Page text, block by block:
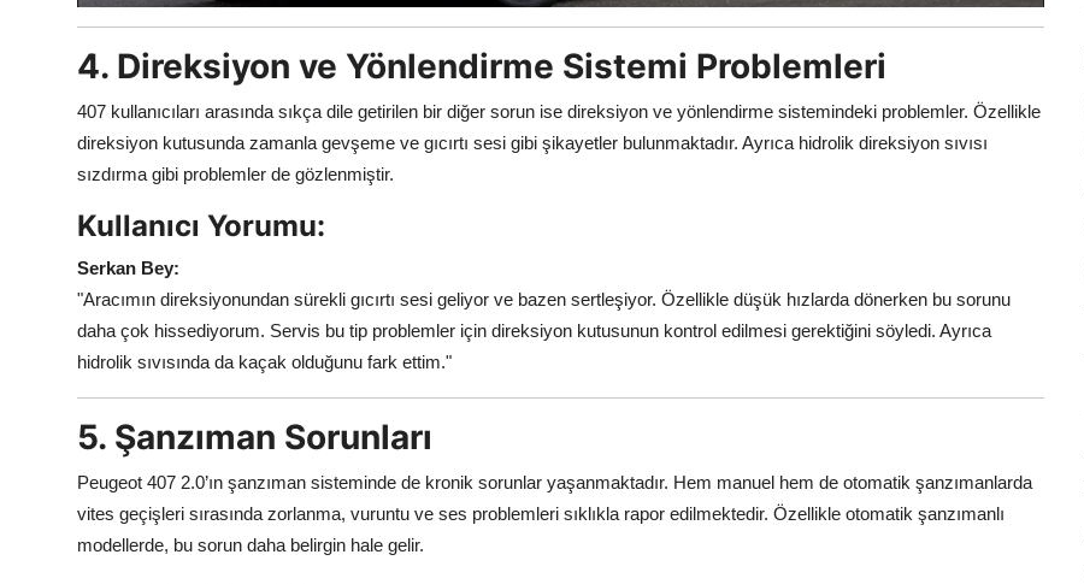
4. Direksiyon ve Yönlendirme Sistemi Problemleri
407 kullanıcıları arasında sıkça dile getirilen bir diğer sorun ise direksiyon ve yönlendirme sistemindeki problemler. Özellikle
direksiyon kutusunda zamanla gevşeme ve gıcırtı sesi gibi şikayetler bulunmaktadır. Ayrıca hidrolik direksiyon sıvısı
sızdırma gibi problemler de gözlenmiştir.
Kullanıcı Yorumu:
Serkan Bey:
"Aracımın direksiyonundan sürekli gıcırtı sesi geliyor ve bazen sertleşiyor. Özellikle düşük hızlarda dönerken bu sorunu
daha çok hissediyorum. Servis bu tip problemler için direksiyon kutusunun kontrol edilmesi gerektiğini söyledi. Ayrıca
hidrolik sıvısında da kaçak olduğunu fark ettim."
5. Şanzıman Sorunları
Peugeot 407 2.0’ın şanzıman sisteminde de kronik sorunlar yaşanmaktadır. Hem manuel hem de otomatik şanzımanlarda
vites geçişleri sırasında zorlanma, vuruntu ve ses problemleri sıklıkla rapor edilmektedir. Özellikle otomatik şanzımanlı
modellerde, bu sorun daha belirgin hale gelir.